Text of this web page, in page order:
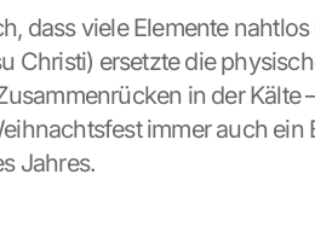
dass viele Elemente
Christi) ersetzte die
in der Kälte
immer auch ein
Jahres.